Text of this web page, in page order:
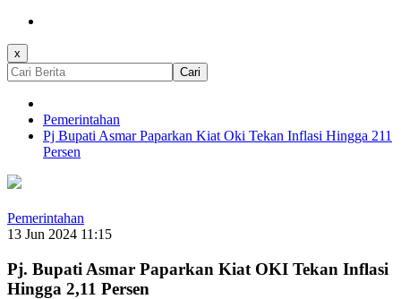
x
Cari
Pemerintahan
Pj Bupati Asmar Paparkan Kiat Oki Tekan Inflasi Hingga 211
Persen
Pemerintahan
13 Jun 2024 11:15
Pj. Bupati Asmar Paparkan Kiat OKI Tekan Inflasi
Hingga 2,11 Persen